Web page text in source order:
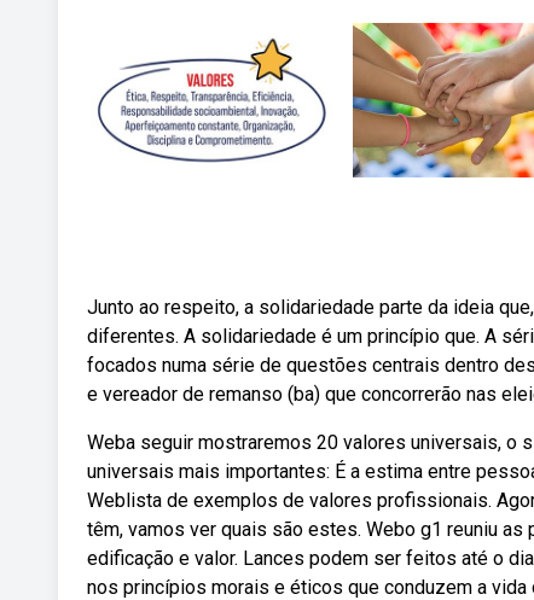
Junto ao respeito, a solidariedade parte da ideia
diferentes. A solidariedade é um princípio que. A
focados numa série de questões centrais dentro
e vereador de remanso (ba) que concorrerão nas
Weba seguir mostraremos 20 valores universais, o
universais mais importantes: É a estima entre
Weblista de exemplos de valores profissionais.
têm, vamos ver quais são estes. Webo g1 reuniu
edificação e valor. Lances podem ser feitos até o
nos princípios morais e éticos que conduzem a